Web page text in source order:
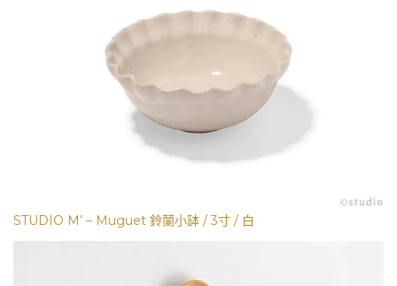
STUDIO M’ – Muguet 鈴蘭小缽 / 3寸 / 白